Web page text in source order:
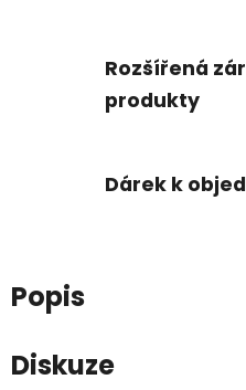
Rozšířená
produkty
Dárek k
Popis
Diskuze